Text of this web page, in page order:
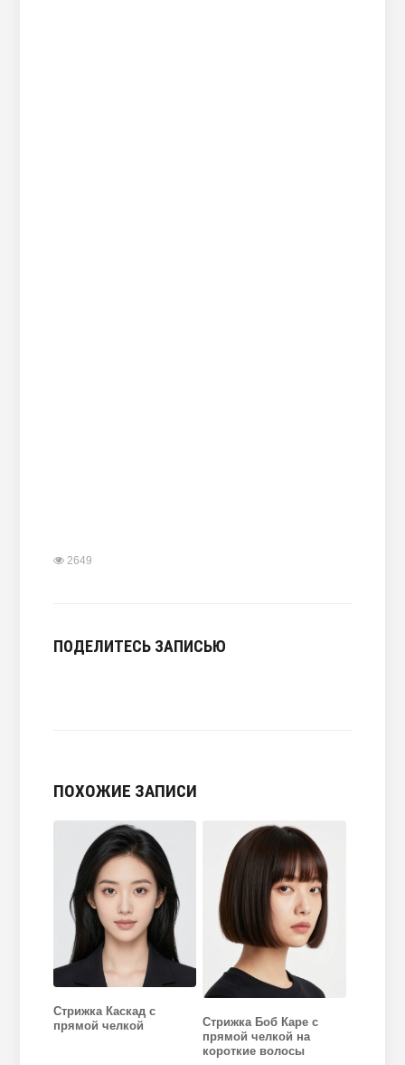
2649
ПОДЕЛИТЕСЬ ЗАПИСЬЮ
ПОХОЖИЕ ЗАПИСИ
Стрижка Каскад с
прямой челкой
Стрижка Боб Каре с
прямой челкой на
короткие волосы